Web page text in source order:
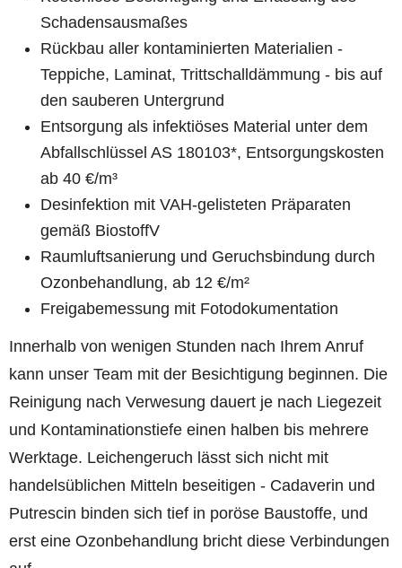
Schadensausmaßes
Rückbau aller kontaminierten Materialien -
Teppiche, Laminat, Trittschalldämmung - bis auf
den sauberen Untergrund
Entsorgung als infektiöses Material unter dem
Abfallschlüssel AS 180103*, Entsorgungskosten
ab 40 €/m³
Desinfektion mit VAH-gelisteten Präparaten
gemäß BiostoffV
Raumluftsanierung und Geruchsbindung durch
Ozonbehandlung, ab 12 €/m²
Freigabemessung mit Fotodokumentation
Innerhalb von wenigen Stunden nach Ihrem Anruf
kann unser Team mit der Besichtigung beginnen. Die
Reinigung nach Verwesung dauert je nach Liegezeit
und Kontaminationstiefe einen halben bis mehrere
Werktage. Leichengeruch lässt sich nicht mit
handelsüblichen Mitteln beseitigen - Cadaverin und
Putrescin binden sich tief in poröse Baustoffe, und
erst eine Ozonbehandlung bricht diese Verbindungen